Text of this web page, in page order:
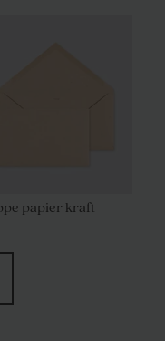
papier kraft